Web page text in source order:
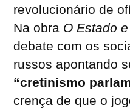
revolucionário de
Na obra O Estado
debate com os
russos apontando
“cretinismo
crença de que o